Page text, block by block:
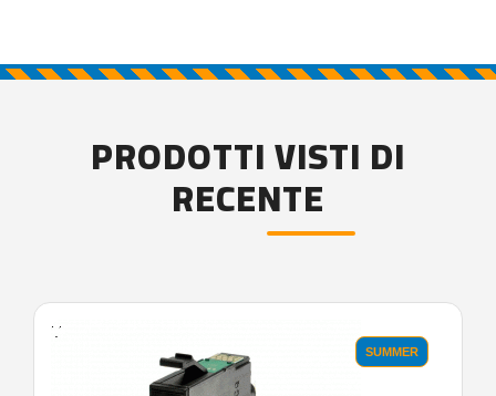
PRODOTTI VISTI DI
RECENTE
'.'
SUMMER